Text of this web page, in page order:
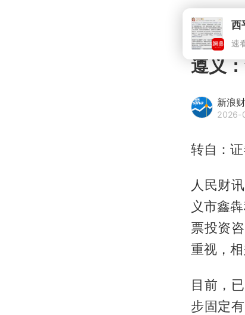
遵义
新浪
2026-
转自：
人民财
义市鑫
票投资
重视，
目前，
步固定